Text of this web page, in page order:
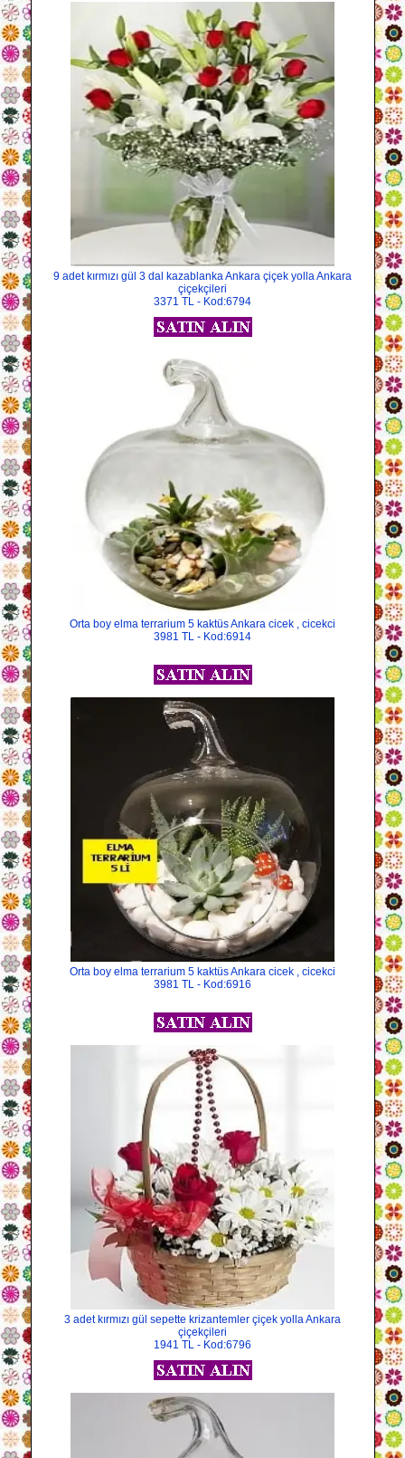
9 adet kırmızı gül 3 dal kazablanka Ankara çiçek yolla Ankara
çiçekçileri
3371 TL - Kod:6794
Orta boy elma terrarium 5 kaktüs Ankara cicek , cicekci
3981 TL - Kod:6914
Orta boy elma terrarium 5 kaktüs Ankara cicek , cicekci
3981 TL - Kod:6916
3 adet kırmızı gül sepette krizantemler çiçek yolla Ankara
çiçekçileri
1941 TL - Kod:6796